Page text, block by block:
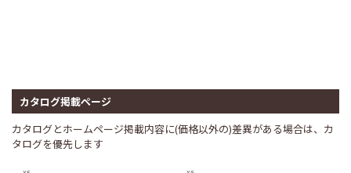
カタログ掲載ページ
カタログとホームページ掲載内容に(価格以外の)差異がある場合は、カ
タログを優先します